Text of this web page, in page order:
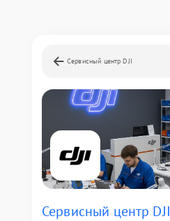
Сервисный центр DJI
Сервисный центр DJI